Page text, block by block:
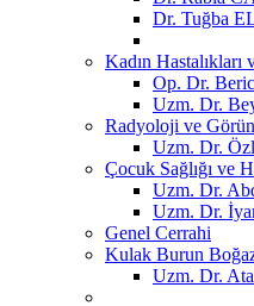
Dr. Tuğba
Kadın Hastalıkları
Op. Dr.
Uzm. Dr.
Radyoloji ve
Uzm. Dr.
Çocuk Sağlığı ve
Uzm. Dr.
Uzm. Dr.
Genel Cerrahi
Kulak Burun
Uzm. Dr.